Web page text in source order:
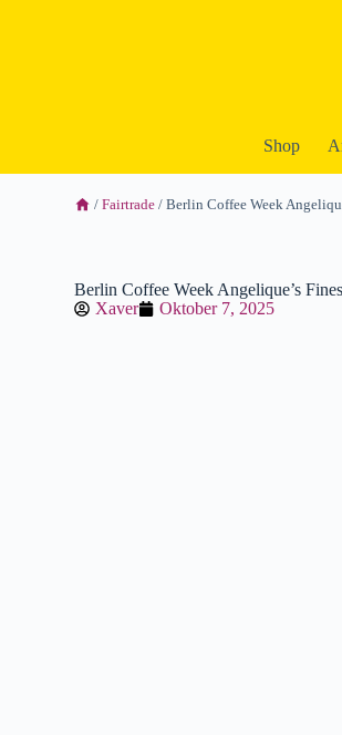
Shop
/Fairtrade / Berlin Coffee Week
Berlin Coffee Week Angelique’s
Xaver
Oktober 7, 2025